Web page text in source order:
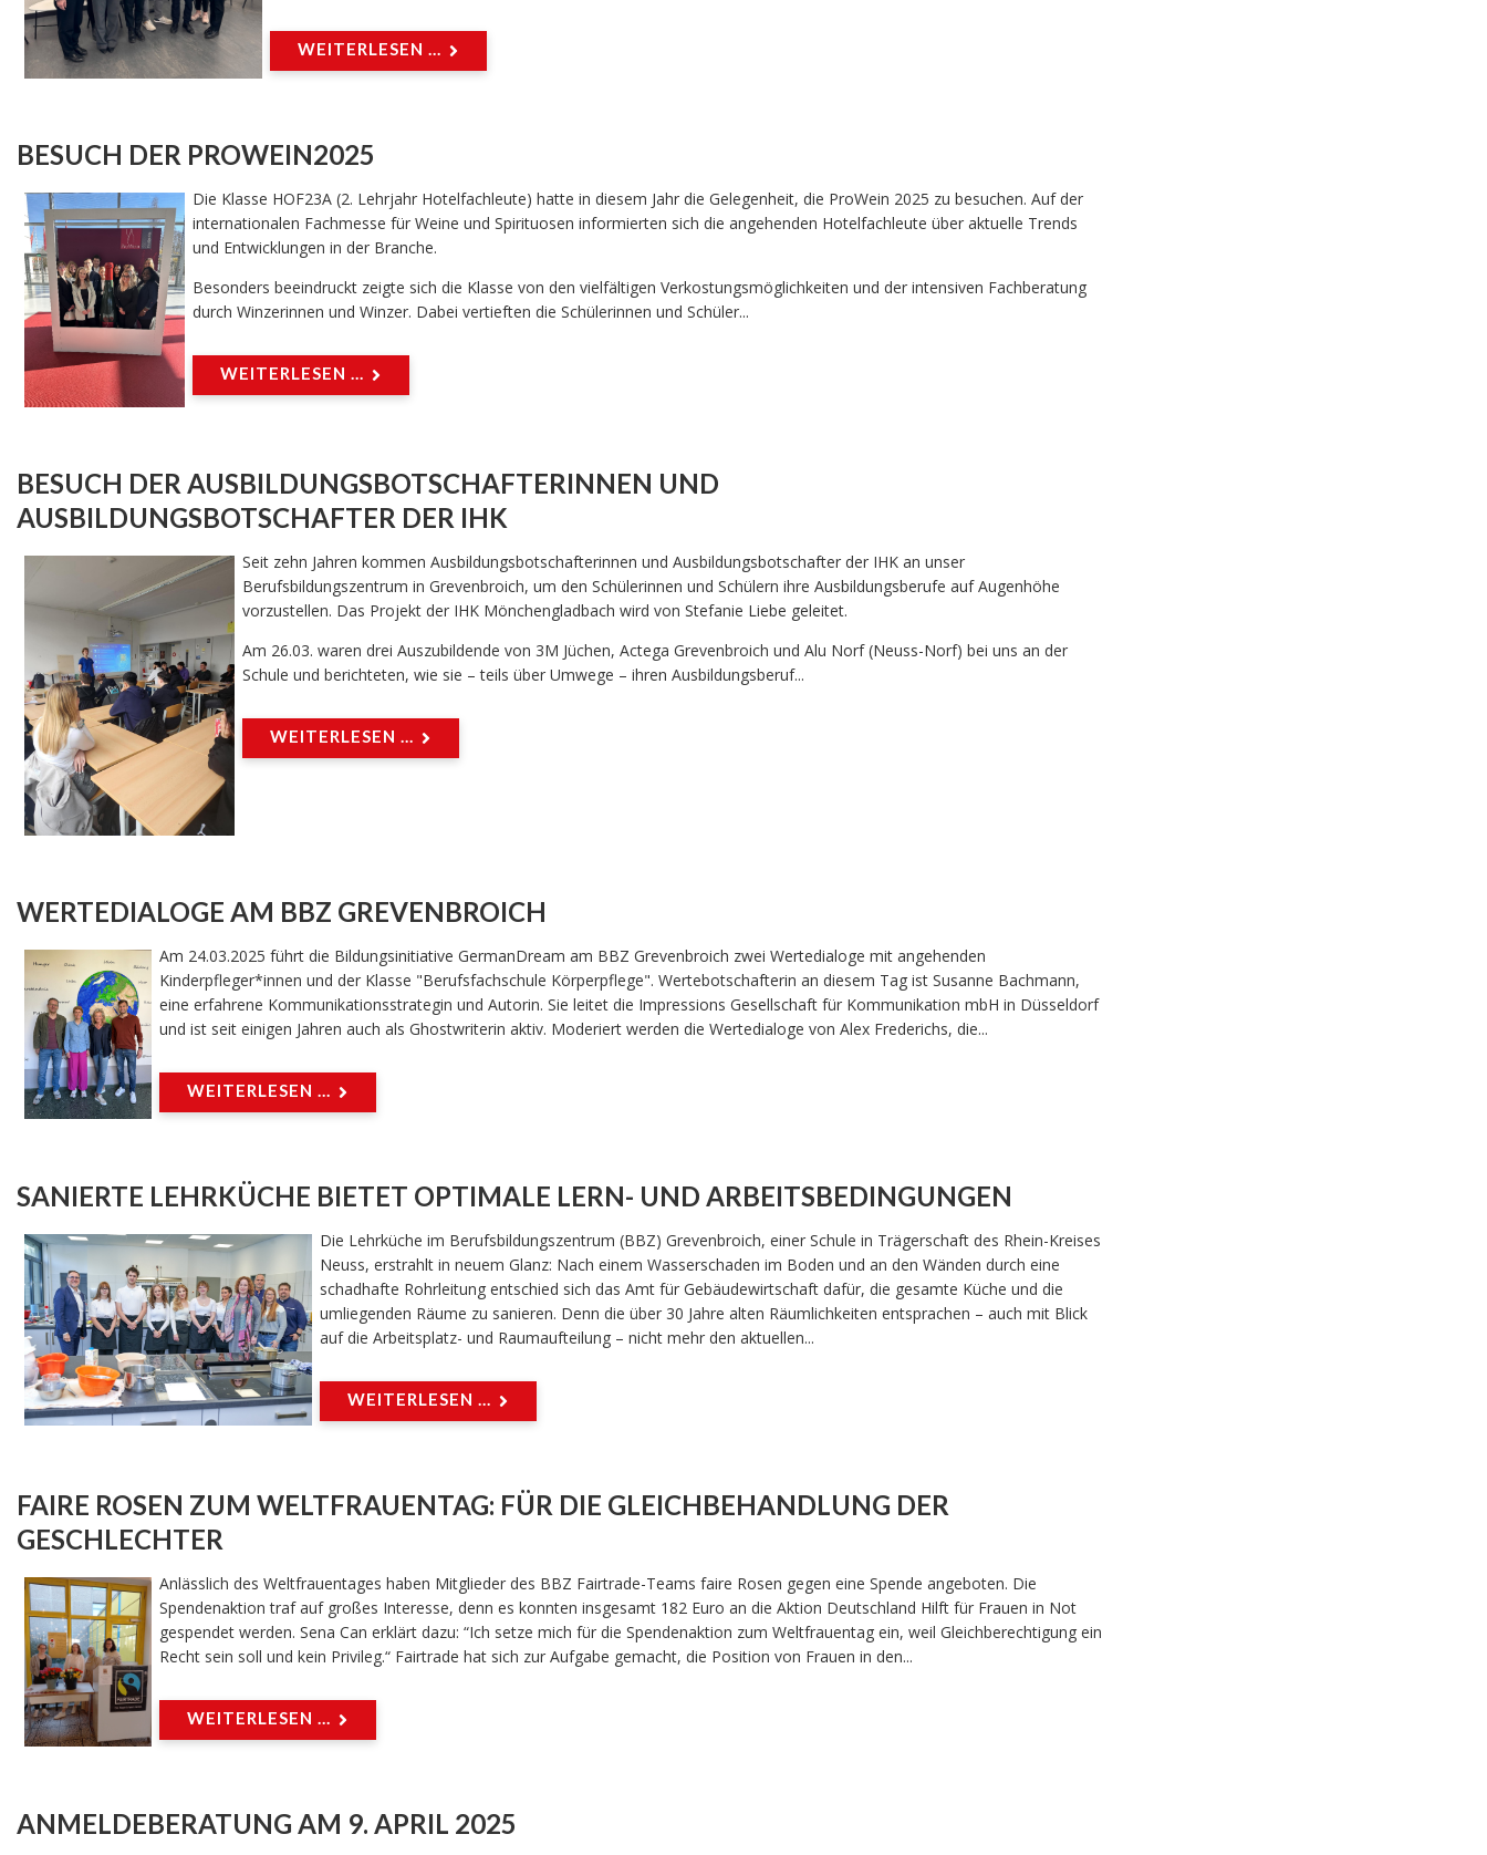
WEITERLESEN ...
BESUCH DER PROWEIN2025
Die Klasse HOF23A (2. Lehrjahr Hotelfachleute) hatte in diesem Jahr die Gelegenheit, die ProWein 2025 zu besuchen. Auf der
internationalen Fachmesse für Weine und Spirituosen informierten sich die angehenden Hotelfachleute über aktuelle Trends
und Entwicklungen in der Branche.
Besonders beeindruckt zeigte sich die Klasse von den vielfältigen Verkostungsmöglichkeiten und der intensiven Fachberatung
durch Winzerinnen und Winzer. Dabei vertieften die Schülerinnen und Schüler...
WEITERLESEN ...
BESUCH DER AUSBILDUNGSBOTSCHAFTERINNEN UND
AUSBILDUNGSBOTSCHAFTER DER IHK
Seit zehn Jahren kommen Ausbildungsbotschafterinnen und Ausbildungsbotschafter der IHK an unser
Berufsbildungszentrum in Grevenbroich, um den Schülerinnen und Schülern ihre Ausbildungsberufe auf Augenhöhe
vorzustellen. Das Projekt der IHK Mönchengladbach wird von Stefanie Liebe geleitet.
Am 26.03. waren drei Auszubildende von 3M Jüchen, Actega Grevenbroich und Alu Norf (Neuss-Norf) bei uns an der
Schule und berichteten, wie sie – teils über Umwege – ihren Ausbildungsberuf...
WEITERLESEN ...
WERTEDIALOGE AM BBZ GREVENBROICH
Am 24.03.2025 führt die Bildungsinitiative GermanDream am BBZ Grevenbroich zwei Wertedialoge mit angehenden
Kinderpfleger*innen und der Klasse "Berufsfachschule Körperpflege". Wertebotschafterin an diesem Tag ist Susanne Bachmann,
eine erfahrene Kommunikationsstrategin und Autorin. Sie leitet die Impressions Gesellschaft für Kommunikation mbH in Düsseldorf
und ist seit einigen Jahren auch als Ghostwriterin aktiv. Moderiert werden die Wertedialoge von Alex Frederichs, die...
WEITERLESEN ...
SANIERTE LEHRKÜCHE BIETET OPTIMALE LERN- UND ARBEITSBEDINGUNGEN
Die Lehrküche im Berufsbildungszentrum (BBZ) Grevenbroich, einer Schule in Trägerschaft des Rhein-Kreises
Neuss, erstrahlt in neuem Glanz: Nach einem Wasserschaden im Boden und an den Wänden durch eine
schadhafte Rohrleitung entschied sich das Amt für Gebäudewirtschaft dafür, die gesamte Küche und die
umliegenden Räume zu sanieren. Denn die über 30 Jahre alten Räumlichkeiten entsprachen – auch mit Blick
auf die Arbeitsplatz- und Raumaufteilung – nicht mehr den aktuellen...
WEITERLESEN ...
FAIRE ROSEN ZUM WELTFRAUENTAG: FÜR DIE GLEICHBEHANDLUNG DER
GESCHLECHTER
Anlässlich des Weltfrauentages haben Mitglieder des BBZ Fairtrade-Teams faire Rosen gegen eine Spende angeboten. Die
Spendenaktion traf auf großes Interesse, denn es konnten insgesamt 182 Euro an die Aktion Deutschland Hilft für Frauen in Not
gespendet werden. Sena Can erklärt dazu: “Ich setze mich für die Spendenaktion zum Weltfrauentag ein, weil Gleichberechtigung ein
Recht sein soll und kein Privileg.“ Fairtrade hat sich zur Aufgabe gemacht, die Position von Frauen in den...
WEITERLESEN ...
ANMELDEBERATUNG AM 9. APRIL 2025